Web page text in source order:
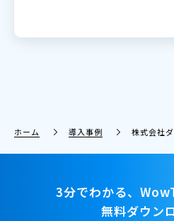
ホーム 導入事例 株式会社
3分でわかる、
無料ダウン